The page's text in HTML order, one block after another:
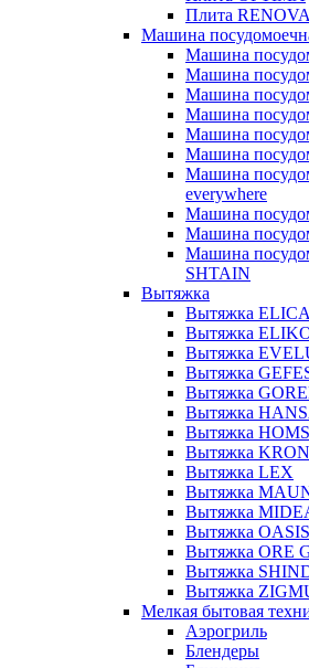
Плита RENOVA
Машина
Машина
Машина
Машина
Машина
Машина
Машина
Машина
everywhere
Машина
Машина
Машина
SHTAIN
Вытяжка
Вытяжка ELICA
Вытяжка
Вытяжка
Вытяжка
Вытяжка
Вытяжка
Вытяжка
Вытяжка
Вытяжка LEX
Вытяжка
Вытяжка
Вытяжка OASIS
Вытяжка ORE
Вытяжка
Вытяжка
Мелкая бытовая
Аэрогриль
Блендеры